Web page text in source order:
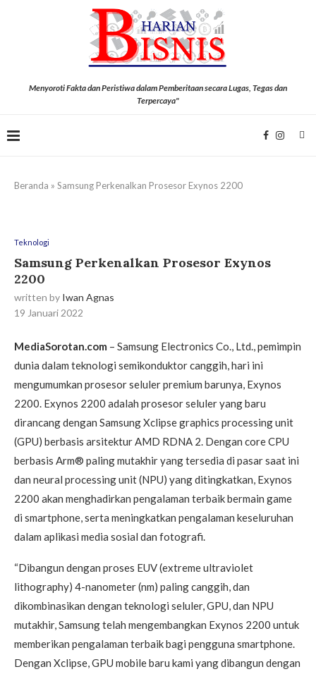
Menyoroti Fakta dan Peristiwa dalam Pemberitaan secara Lugas, Tegas dan
Terpercaya"
Beranda » Samsung Perkenalkan Prosesor Exynos 2200
Teknologi
Samsung Perkenalkan Prosesor Exynos
2200
written by Iwan Agnas
19 Januari 2022
MediaSorotan.com – Samsung Electronics Co., Ltd., pemimpin
dunia dalam teknologi semikonduktor canggih, hari ini
mengumumkan prosesor seluler premium barunya, Exynos
2200. Exynos 2200 adalah prosesor seluler yang baru
dirancang dengan Samsung Xclipse graphics processing unit
(GPU) berbasis arsitektur AMD RDNA 2. Dengan core CPU
berbasis Arm® paling mutakhir yang tersedia di pasar saat ini
dan neural processing unit (NPU) yang ditingkatkan, Exynos
2200 akan menghadirkan pengalaman terbaik bermain game
di smartphone, serta meningkatkan pengalaman keseluruhan
dalam aplikasi media sosial dan fotografi.
“Dibangun dengan proses EUV (extreme ultraviolet
lithography) 4-nanometer (nm) paling canggih, dan
dikombinasikan dengan teknologi seluler, GPU, dan NPU
mutakhir, Samsung telah mengembangkan Exynos 2200 untuk
memberikan pengalaman terbaik bagi pengguna smartphone.
Dengan Xclipse, GPU mobile baru kami yang dibangun dengan